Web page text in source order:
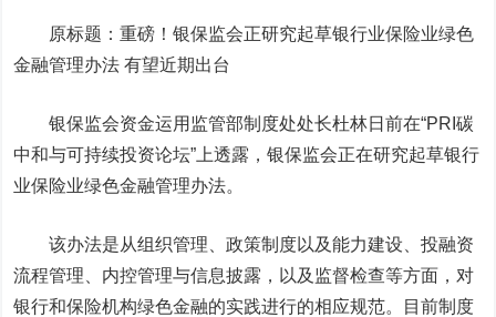
原标题：重磅！银保监会正研究起草银行业保险业绿色
金融管理办法 有望近期出台
银保监会资金运用监管部制度处处长杜林日前在“PRI碳
中和与可持续投资论坛”上透露，银保监会正在研究起草银行
业保险业绿色金融管理办法。
该办法是从组织管理、政策制度以及能力建设、投融资
流程管理、内控管理与信息披露，以及监督检查等方面，对
银行和保险机构绿色金融的实践进行的相应规范。目前制度